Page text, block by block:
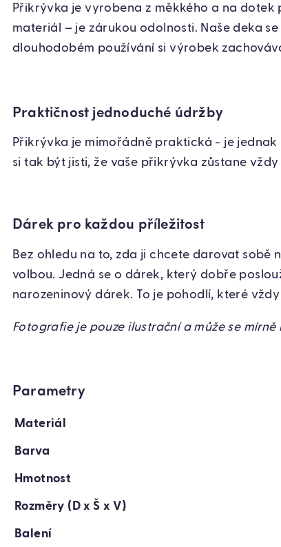
Přikrývka je vyrobena z měkkého a na dotek
materiál – je zárukou odolnosti. Naše deka
dlouhodobém používání si výrobek
Praktičnost jednoduché údržby
Přikrývka je mimořádně praktická - je
si tak být jisti, že vaše přikrývka zůstane
Dárek pro každou příležitost
Bez ohledu na to, zda ji chcete darovat sobě
volbou. Jedná se o dárek, který dobře
narozeninový dárek. To je pohodlí, které
Fotografie je pouze ilustrační a může se
Parametry
Materiál
Barva
Hmotnost
Rozměry (D x Š x V)
Balení